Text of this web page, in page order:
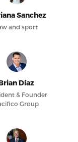
Sanchez
and sport
Díaz
& Founder
Group